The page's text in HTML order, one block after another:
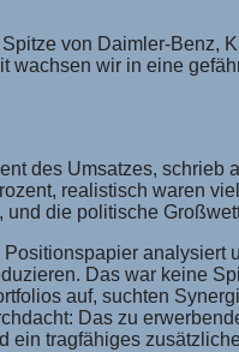
von Daimler-
wir in eine
des Umsatzes,
realistisch waren
die politische
Das war keine
auf, suchten
Das zu
tragfähiges